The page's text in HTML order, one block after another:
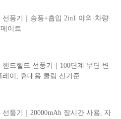
풍기｜송풍+흡입 2in1 야외·차량·
이트
드헬드 선풍기｜100단계 무단 변
레이, 휴대용 쿨링 신기준
풍기｜20000mAh 장시간 사용, 자